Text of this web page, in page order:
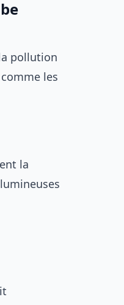
pollution
les
la